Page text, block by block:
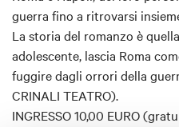
guerra fino a ritrovarsi
L a storia del romanzo è
adolescente, lascia Roma
fuggire dagli orrori della
CRINALI TEATRO).
INGRESSO 10,00 EURO